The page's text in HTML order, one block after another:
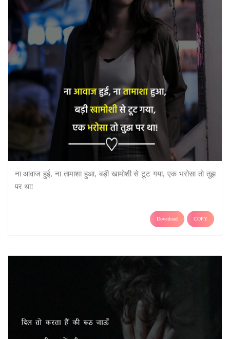
ना आवाज हुई, ना तामाशा हुआ, बड़ी खामोशी से टूट गया, एक भरोसा तो तुझ
पर था!
Download COPY